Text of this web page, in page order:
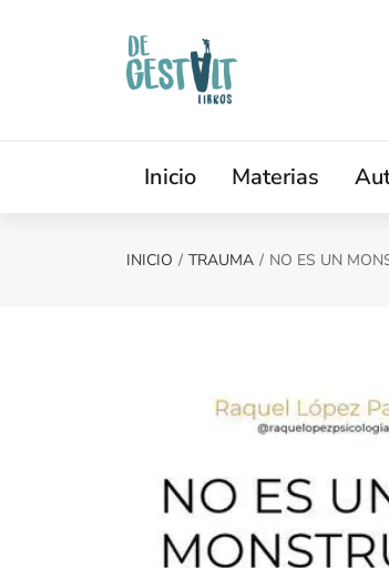
Inicio Materias
INICIO TRAUMA NO ES UN